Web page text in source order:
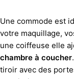
Une commode est
votre maquillage,
une coiffeuse elle
chambre à coucher
tiroir avec des